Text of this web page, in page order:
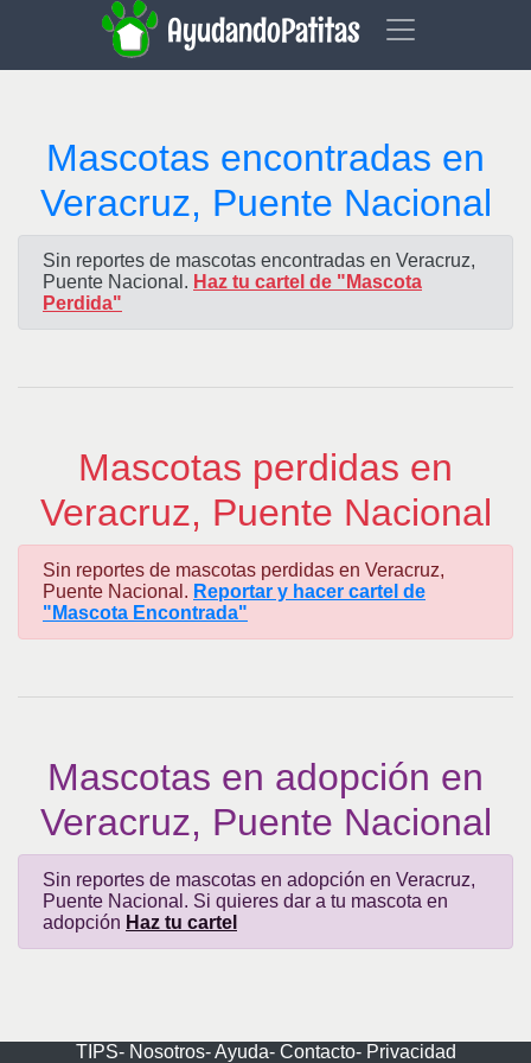
AyudandoPatitas
Mascotas encontradas en
Veracruz, Puente Nacional
Sin reportes de mascotas encontradas en Veracruz,
Puente Nacional. Haz tu cartel de "Mascota
Perdida"
Mascotas perdidas en
Veracruz, Puente Nacional
Sin reportes de mascotas perdidas en Veracruz,
Puente Nacional. Reportar y hacer cartel de
"Mascota Encontrada"
Mascotas en adopción en
Veracruz, Puente Nacional
Sin reportes de mascotas en adopción en Veracruz,
Puente Nacional. Si quieres dar a tu mascota en
adopción Haz tu cartel
TIPS- Nosotros-Ayuda- Contacto- Privacidad